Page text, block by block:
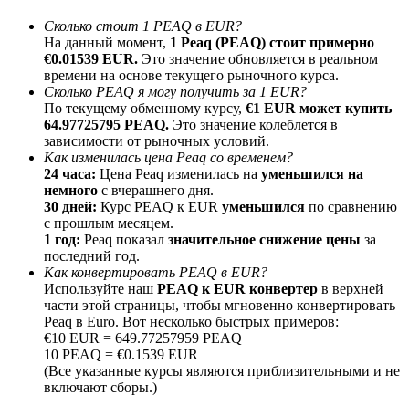
Реферал
Пригласите друга, чтобы получить денежные
вознаграждения
BTC Welcome Rewards
Сколько стоит 1 PEAQ в EUR?
На данный момент, 1 Peaq (PEAQ) стоит примерно
€0.01539 EUR. Это значение обновляется в реальном
времени на основе текущего рыночного курса.
Сколько PEAQ я могу получить за 1 EUR?
По текущему обменному курсу, €1 EUR может купить
64.97725795 PEAQ. Это значение колеблется в
зависимости от рыночных условий.
Как изменилась цена Peaq со временем?
24 часа: Цена Peaq изменилась на уменьшился на
немного с вчерашнего дня.
30 дней: Курс PEAQ к EUR уменьшился по сравнению
с прошлым месяцем.
1 год: Peaq показал значительное снижение цены за
последний год.
Как конвертировать PEAQ в EUR?
Используйте наш PEAQ к EUR конвертер в верхней
части этой страницы, чтобы мгновенно конвертировать
Peaq в Euro. Вот несколько быстрых примеров:
€10 EUR = 649.77257959 PEAQ
10 PEAQ = €0.1539 EUR
(Все указанные курсы являются приблизительными и не
включают сборы.)